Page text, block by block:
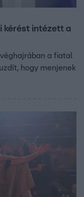
kérést intézett a
a fiatal
hogy menjenek